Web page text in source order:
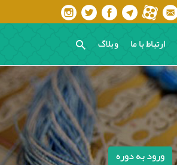
ارتباط با ما وبلاگ
ورود به دوره